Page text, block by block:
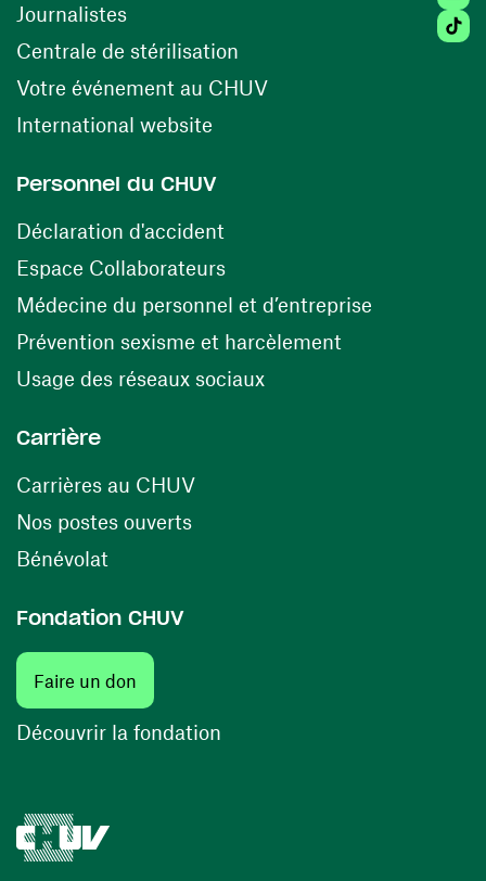
Journalistes
Centrale de stérilisation (ouvre une nouvelle
Votre événement au CHUV(ouvre une nouvelle
International website
Personnel du CHUV
Déclaration d'accident
Espace Collaborateurs(ouvre une nouvelle fenêtre)
Médecine du personnel et d’entreprise
Prévention sexisme et harcèlement
Usage des réseaux sociaux(ouvre une nouvelle
Carrière
Carrières au CHUV(ouvre une nouvelle fenêtre)
Nos postes ouverts(ouvre une nouvelle fenêtre)
Bénévolat
Fondation CHUV
Faire un don
Découvrir la fondation